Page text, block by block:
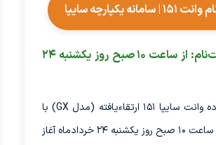
یکپارچه سایپا
⏰ مهلت ثبت‌نام: از ساعت ۱۰ صبح روز یکشنبه ۲۴
فروش فوق‌العاده وانت سایپا ۱۵۱ ارتقاءیافته (مدل GX) با
لاینر پاششی از ساعت ۱۰ صبح روز یکشنبه ۲۴ خردادماه آغاز